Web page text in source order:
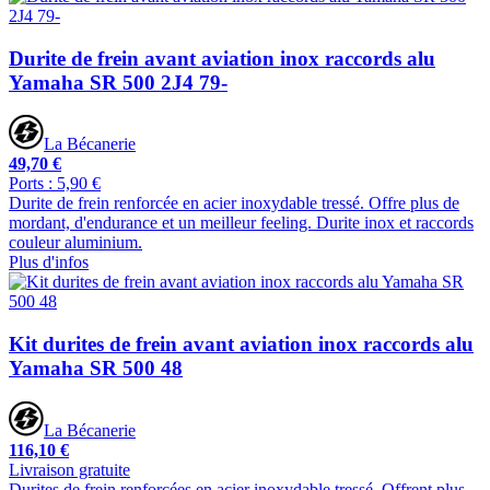
Durite de frein avant aviation inox raccords alu
Yamaha SR 500 2J4 79-
La Bécanerie
49,70 €
Ports : 5,90 €
Durite de frein renforcée en acier inoxydable tressé. Offre plus de
mordant, d'endurance et un meilleur feeling. Durite inox et raccords
couleur aluminium.
Plus d'infos
Kit durites de frein avant aviation inox raccords alu
Yamaha SR 500 48
La Bécanerie
116,10 €
Livraison gratuite